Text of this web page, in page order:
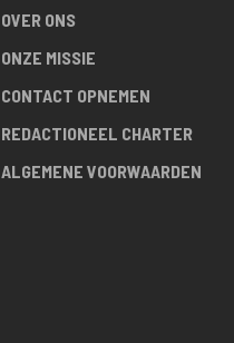
OVER ONS
ONZE MISSIE
CONTACT OPNEMEN
REDACTIONEEL CHARTER
ALGEMENE VOORWAARDEN